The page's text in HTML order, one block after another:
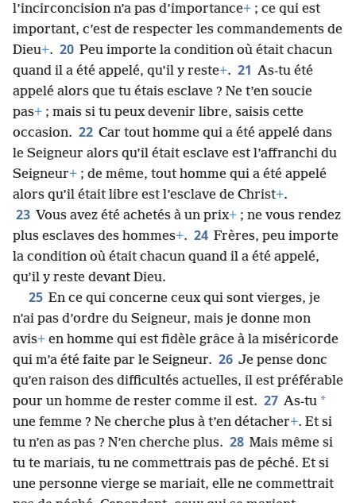
l’incirconcision n’a pas d’importance+ ; ce qui est
important, c’est de respecter les commandements de
Dieu+. 20 Peu importe la condition où était chacun
quand il a été appelé, qu’il y reste+. 21 As-tu été
appelé alors que tu étais esclave ? Ne t’en soucie
pas+ ; mais si tu peux devenir libre, saisis cette
occasion. 22 Car tout homme qui a été appelé dans
le Seigneur alors qu’il était esclave est l’affranchi du
Seigneur+ ; de même, tout homme qui a été appelé
alors qu’il était libre est l’esclave de Christ+.
23 Vous avez été achetés à un prix+ ; ne vous rendez
plus esclaves des hommes+. 24 Frères, peu importe
la condition où était chacun quand il a été appelé,
qu’il y reste devant Dieu.
25 En ce qui concerne ceux qui sont vierges, je
n’ai pas d’ordre du Seigneur, mais je donne mon
avis+ en homme qui est fidèle grâce à la miséricorde
qui m’a été faite par le Seigneur. 26 Je pense donc
qu’en raison des difficultés actuelles, il est préférable
pour un homme de rester comme il est. 27 As-tu *
une femme ? Ne cherche plus à t’en détacher+. Et si
tu n’en as pas ? N’en cherche plus. 28 Mais même si
tu te mariais, tu ne commettrais pas de péché. Et si
une personne vierge se mariait, elle ne commettrait